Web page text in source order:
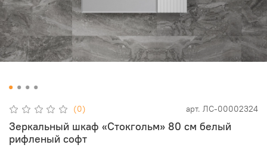
(0) арт. ЛС-00002324
Зеркальный шкаф «Стокгольм» 80 см белый
рифленый софт